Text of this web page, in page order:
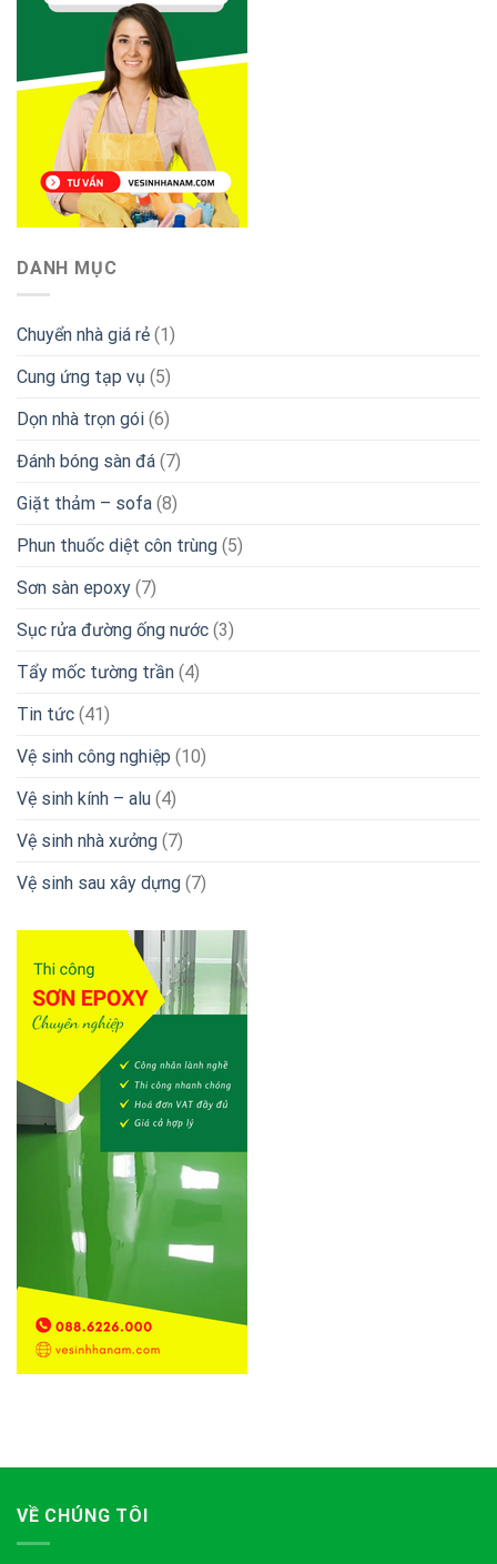
DANH MỤC
Chuyển nhà giá rẻ (1)
Cung ứng tạp vụ (5)
Dọn nhà trọn gói (6)
Đánh bóng sàn đá (7)
Giặt thảm – sofa (8)
Phun thuốc diệt côn trùng (5)
Sơn sàn epoxy (7)
Sục rửa đường ống nước (3)
Tẩy mốc tường trần (4)
Tin tức (41)
Vệ sinh công nghiệp (10)
Vệ sinh kính – alu (4)
Vệ sinh nhà xưởng (7)
Vệ sinh sau xây dựng (7)
VỀ CHÚNG TÔI